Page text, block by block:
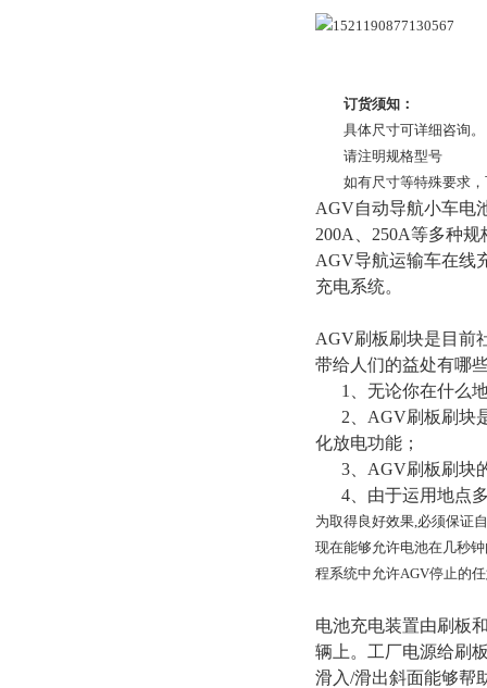
订货须知：
具体尺寸可详细咨询。
请注明规格型号
如有尺寸等特殊要求，
AGV自动导航小车电
200A、250A等多种
AGV导航运输车在线
充电系统。
AGV刷板刷块是目前
带给人们的益处有哪
1、无论你在什么地
2、AGV刷板刷块是
化放电功能；
3、AGV刷板刷块
4、由于运用地点
为取得良好效果,必须保证
现在能够允许电池在几秒
程系统中允许AGV停止的
电池充电装置由刷板
辆上。工厂电源给刷
滑入/滑出斜面能够帮